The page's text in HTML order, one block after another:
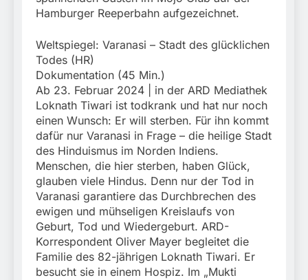
Hamburger Reeperbahn aufgezeichnet.
Weltspiegel: Varanasi – Stadt des glücklichen
Todes (HR)
Dokumentation (45 Min.)
Ab 23. Februar 2024 | in der ARD Mediathek
Loknath Tiwari ist todkrank und hat nur noch
einen Wunsch: Er will sterben. Für ihn kommt
dafür nur Varanasi in Frage – die heilige Stadt
des Hinduismus im Norden Indiens.
Menschen, die hier sterben, haben Glück,
glauben viele Hindus. Denn nur der Tod in
Varanasi garantiere das Durchbrechen des
ewigen und mühseligen Kreislaufs von
Geburt, Tod und Wiedergeburt. ARD-
Korrespondent Oliver Mayer begleitet die
Familie des 82-jährigen Loknath Tiwari. Er
besucht sie in einem Hospiz. Im „Mukti